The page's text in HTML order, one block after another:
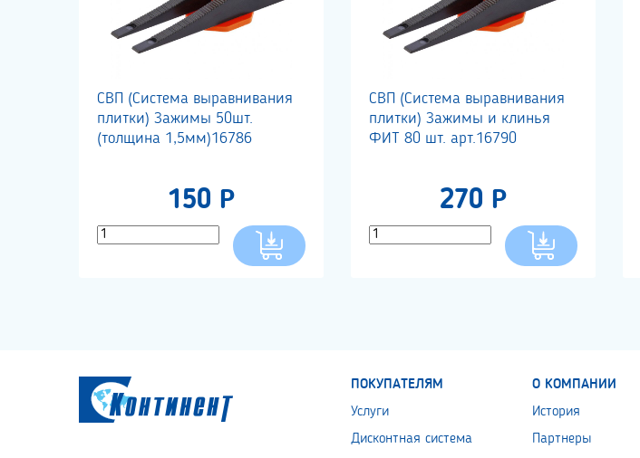
СВП (Система выравнивания
плитки) Зажимы 50шт.
(толщина 1,5мм)16786
150 Р
СВП (Система выравнивания
плитки) Зажимы и клинья
ФИТ 80 шт. арт.16790
270 Р
ПОКУПАТЕЛЯМ
Услуги
Дисконтная система
О КОМПАНИИ
История
Партнеры